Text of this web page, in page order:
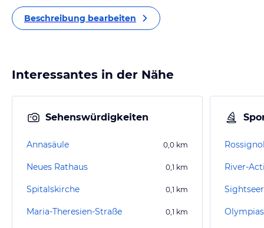
Beschreibung bearbeiten
Interessantes in der Nähe
Sehenswürdigkeiten
Annasäule 0,0 km
Neues Rathaus 0,1 km
Spitalskirche 0,1 km
Maria-Theresien-Straße 0,1 km
River-
Sightseer